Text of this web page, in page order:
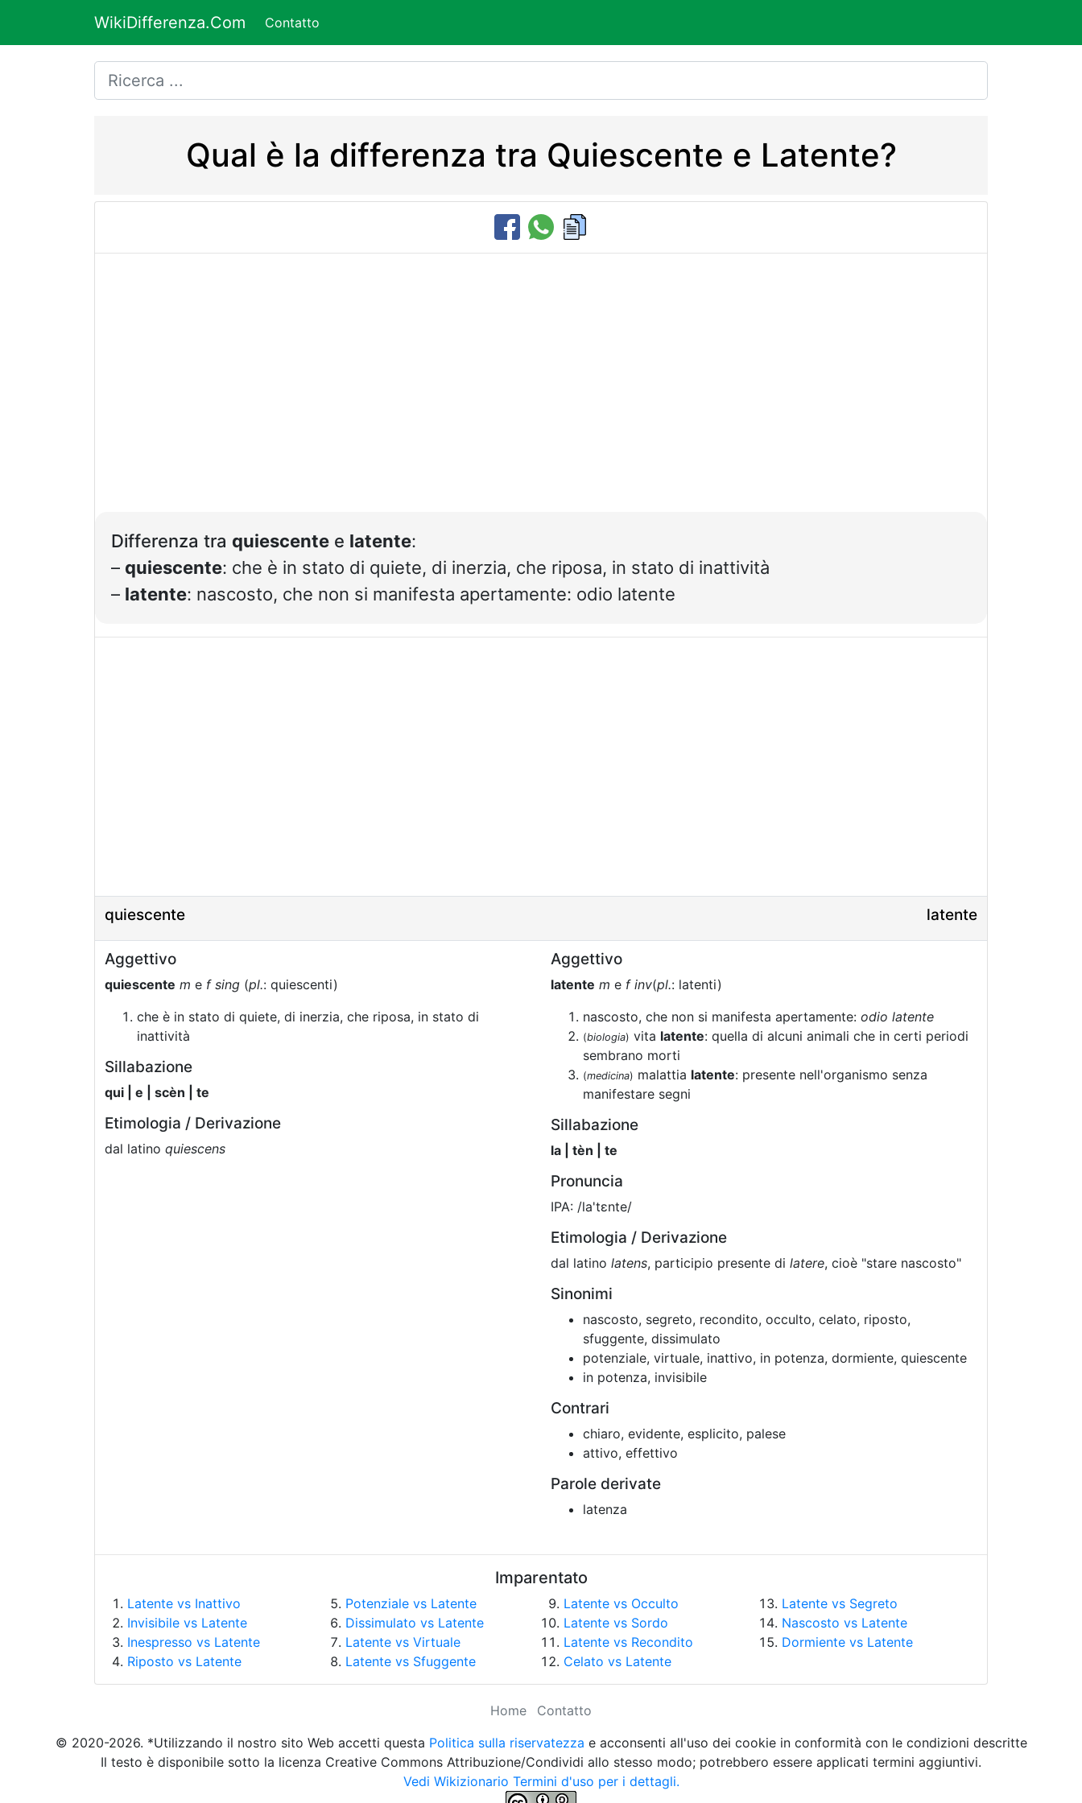
WikiDifferenza.Com Contatto
Qual è la differenza tra Quiescente e Latente?
Differenza tra quiescente e latente:
– quiescente: che è in stato di quiete, di inerzia, che riposa, in stato di inattività
– latente: nascosto, che non si manifesta apertamente: odio latente
quiescente latente
Aggettivo
quiescente m e f sing (pl.: quiescenti)
che è in stato di quiete, di inerzia, che riposa, in stato di
inattività
Sillabazione
qui | e | scèn | te
Etimologia / Derivazione
dal latino quiescens
Aggettivo
latente m e f inv(pl.: latenti)
nascosto, che non si manifesta apertamente: odio latente
(biologia) vita latente: quella di alcuni animali che in certi periodi
sembrano morti
(medicina) malattia latente: presente nell'organismo senza
manifestare segni
Sillabazione
la | tèn | te
Pronuncia
IPA: /la'tɛnte/
Etimologia / Derivazione
dal latino latens, participio presente di latere, cioè "stare nascosto"
Sinonimi
nascosto, segreto, recondito, occulto, celato, riposto,
sfuggente, dissimulato
potenziale, virtuale, inattivo, in potenza, dormiente, quiescente
in potenza, invisibile
Contrari
chiaro, evidente, esplicito, palese
attivo, effettivo
Parole derivate
latenza
Imparentato
Latente vs Inattivo
Invisibile vs Latente
Inespresso vs Latente
Riposto vs Latente
Potenziale vs Latente
Dissimulato vs Latente
Latente vs Virtuale
Latente vs Sfuggente
Latente vs Occulto
Latente vs Sordo
Latente vs Recondito
Celato vs Latente
Latente vs Segreto
Nascosto vs Latente
Dormiente vs Latente
Home
Contatto
© 2020-2026. *Utilizzando il nostro sito Web accetti questa Politica sulla riservatezza e acconsenti all'uso dei cookie in conformità con le condizioni descritte
Il testo è disponibile sotto la licenza Creative Commons Attribuzione/Condividi allo stesso modo; potrebbero essere applicati termini aggiuntivi.
Vedi Wikizionario Termini d'uso per i dettagli.